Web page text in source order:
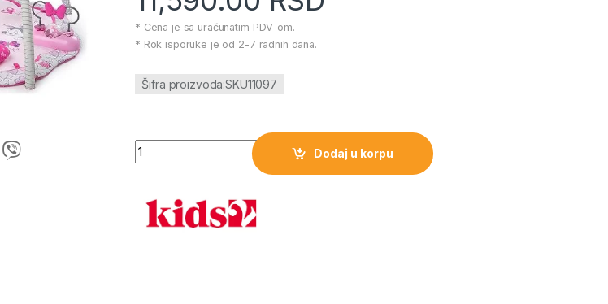
* Cena je sa uračunatim PDV-om.
* Rok isporuke je od 2-7 radnih dana.
Šifra proizvoda:SKU11097
Podloga za igru Minie Mouse količina
Dodaj u korpu